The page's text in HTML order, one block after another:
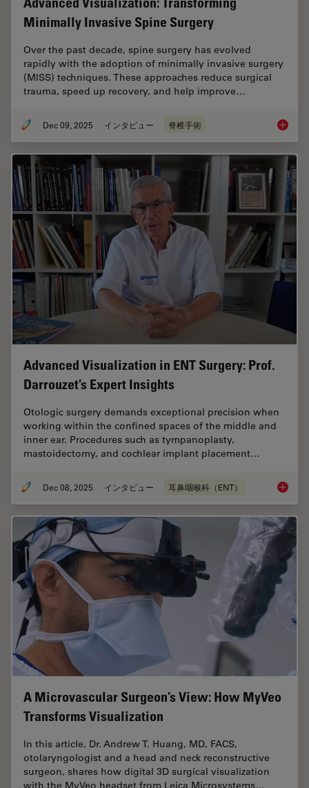
Minimally Invasive Spine Surgery
Over the past decade, spine surgery has evolved
rapidly with the adoption of minimally invasive surgery
(MISS) techniques. These approaches reduce surgical
trauma, speed up recovery, and help improve…
Dec 09, 2025 インタビュー 脊椎手術
Advanced Visualization in ENT Surgery: Prof.
Darrouzet’s Expert Insights
Otologic surgery demands exceptional precision when
working within the confined spaces of the middle and
inner ear. Procedures such as tympanoplasty,
mastoidectomy, and cochlear implant placement…
Dec 08, 2025 インタビュー 耳鼻咽喉科（ENT）
A Microvascular Surgeon’s View: How MyVeo
Transforms Visualization
In this article, Dr. Andrew T. Huang, MD, FACS,
otolaryngologist and a head and neck reconstructive
surgeon, shares how digital 3D surgical visualization
with the MyVeo headset from Leica Microsystems…